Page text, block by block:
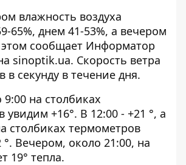
влажность воздуха
65%, днем ​​41-53%, а вечером
сообщает Информатор
sinoptik.ua. Скорость ветра
в секунду в течение дня.
на столбиках
увидим +16°. В 12:00 - +21 °, а
столбиках термометров
Вечером, около 21:00, на
19° тепла.